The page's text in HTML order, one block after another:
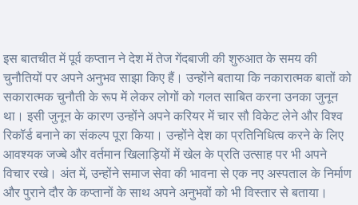
इस बातचीत में पूर्व कप्तान ने देश में तेज गेंदबाजी की शुरुआत के समय की
चुनौतियों पर अपने अनुभव साझा किए हैं। उन्होंने बताया कि नकारात्मक बातों को
सकारात्मक चुनौती के रूप में लेकर लोगों को गलत साबित करना उनका जुनून
था। इसी जुनून के कारण उन्होंने अपने करियर में चार सौ विकेट लेने और विश्व
रिकॉर्ड बनाने का संकल्प पूरा किया। उन्होंने देश का प्रतिनिधित्व करने के लिए
आवश्यक जज्बे और वर्तमान खिलाड़ियों में खेल के प्रति उत्साह पर भी अपने
विचार रखे। अंत में, उन्होंने समाज सेवा की भावना से एक नए अस्पताल के निर्माण
और पुराने दौर के कप्तानों के साथ अपने अनुभवों को भी विस्तार से बताया।